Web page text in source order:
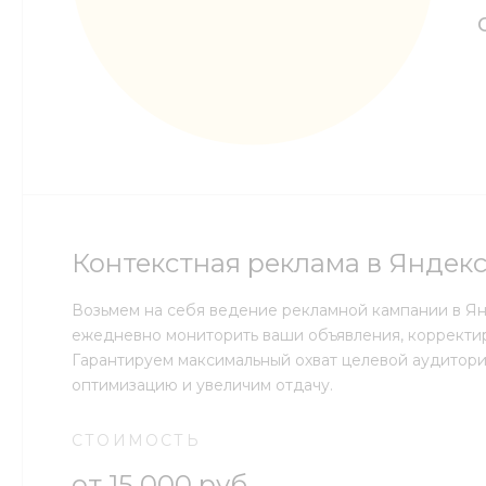
Контекстная реклама в
Возьмем на себя ведение рекламной кампании в
ежедневно мониторить ваши объявления,
Гарантируем максимальный охват целевой
оптимизацию и увеличим отдачу.
СТОИМОСТЬ